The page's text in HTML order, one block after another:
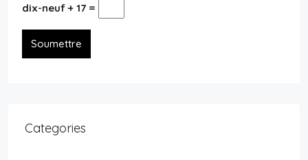
dix-neuf + 17 =
Soumettre
Categories